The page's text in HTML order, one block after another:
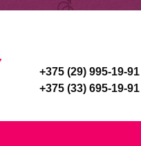
+375 (29) 995-19-91
+375 (33) 695-19-91